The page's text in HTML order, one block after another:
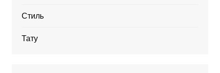
Стиль
Тату